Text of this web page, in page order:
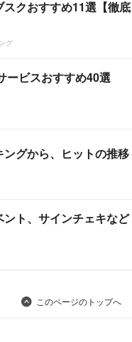
クおすすめ11選【徹底
グ
ービスおすすめ40選
グから、ヒットの推移
ト、サインチェキなど
このページのトップへ